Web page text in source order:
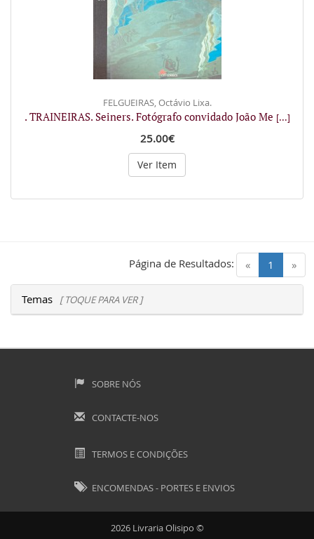
FELGUEIRAS, Octávio Lixa.
. TRAINEIRAS. Seiners. Fotógrafo convidado João Me [...]
25.00€
Ver Item
« 1 (current)
»
Página de Resultados:
Temas [ TOQUE PARA VER ]
SOBRE NÓS
CONTACTE-NOS
TERMOS E CONDIÇÕES
ENCOMENDAS - PORTES E ENVIOS
2026 Livraria Olisipo ©